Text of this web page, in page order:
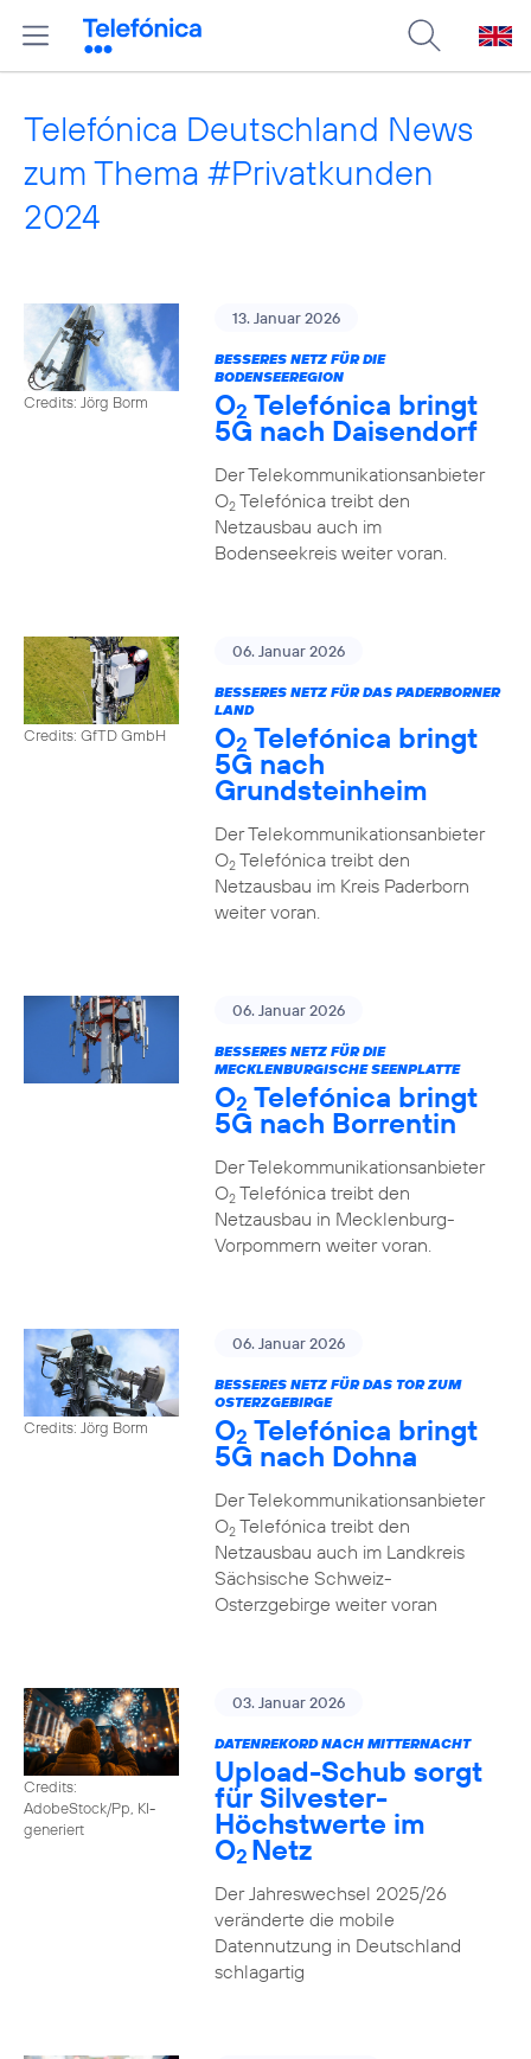
Telefónica Deutschland News
zum Thema #Privatkunden
2024
Credits: Jörg Borm
13. Januar 2026
BESSERES NETZ FÜR DIE
BODENSEEREGION
O2 Telefónica bringt
5G nach Daisendorf
Der Telekommunikationsanbieter
O2Telefónica treibt den
Netzausbau auch im
Bodenseekreis weiter voran.
Credits: GfTD GmbH
06. Januar 2026
BESSERES NETZ FÜR DAS PADERBORNER
LAND
O2 Telefónica bringt
5G nach
Grundsteinheim
Der Telekommunikationsanbieter
O2Telefónica treibt den
Netzausbau im Kreis Paderborn
weiter voran.
06. Januar 2026
BESSERES NETZ FÜR DIE
MECKLENBURGISCHE SEENPLATTE
O2 Telefónica bringt
5G nach Borrentin
Der Telekommunikationsanbieter
O2Telefónica treibt den
Netzausbau in Mecklenburg-
Vorpommern weiter voran.
Credits: Jörg Borm
06. Januar 2026
BESSERES NETZ FÜR DAS TOR ZUM
OSTERZGEBIRGE
O2 Telefónica bringt
5G nach Dohna
Der Telekommunikationsanbieter
O2Telefónica treibt den
Netzausbau auch im Landkreis
Sächsische Schweiz-
Osterzgebirge weiter voran
Credits:
AdobeStock/Pp, KI-
generiert
03. Januar 2026
DATENREKORD NACH MITTERNACHT
Upload-Schub sorgt
für Silvester-
Höchstwerte im
O2 Netz
Der Jahreswechsel 2025/26
veränderte die mobile
Datennutzung in Deutschland
schlagartig